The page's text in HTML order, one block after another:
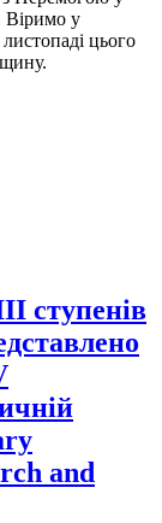
Віримо у
цього
ступенів
and